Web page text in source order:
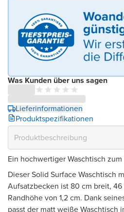
Was Kunden über uns sagen
Lieferinformationen
Produktspezifikationen
Ein hochwertiger Waschtisch
Dieser Solid Surface Waschtisch
Aufsatzbecken ist 80 cm breit,
Randhöhe von 1,2 cm. Dank
passt der matt weiße Waschtisch